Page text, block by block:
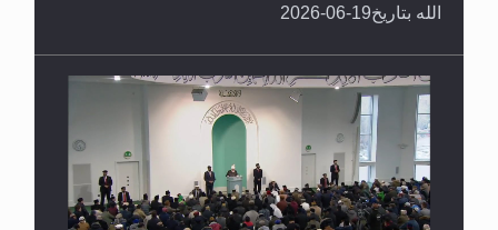
الله بتاريخ19-06-2026